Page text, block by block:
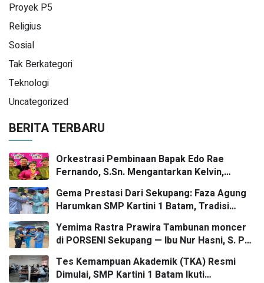
Proyek P5
Religius
Sosial
Tak Berkategori
Teknologi
Uncategorized
BERITA TERBARU
Orkestrasi Pembinaan Bapak Edo Rae
Fernando, S.Sn. Mengantarkan Kelvin,
Kartini 1 Batam—Kembali Menorehkan Juara
II FLS3N dalam Panggung Kompetisi
Bergengsi
Gema Prestasi Dari Sekupang: Faza Agung
Harumkan SMP Kartini 1 Batam, Tradisi
Yemima Rastra Prawira Tambunan moncer
di PORSENI Sekupang — Ibu Nur Hasni, S. Pd
dan Mr. Irwan Herika, M. Pd apresiasi
prestasi emas yang menggema
Tes Kemampuan Akademik (TKA) Resmi
Dimulai, SMP Kartini 1 Batam Ikuti